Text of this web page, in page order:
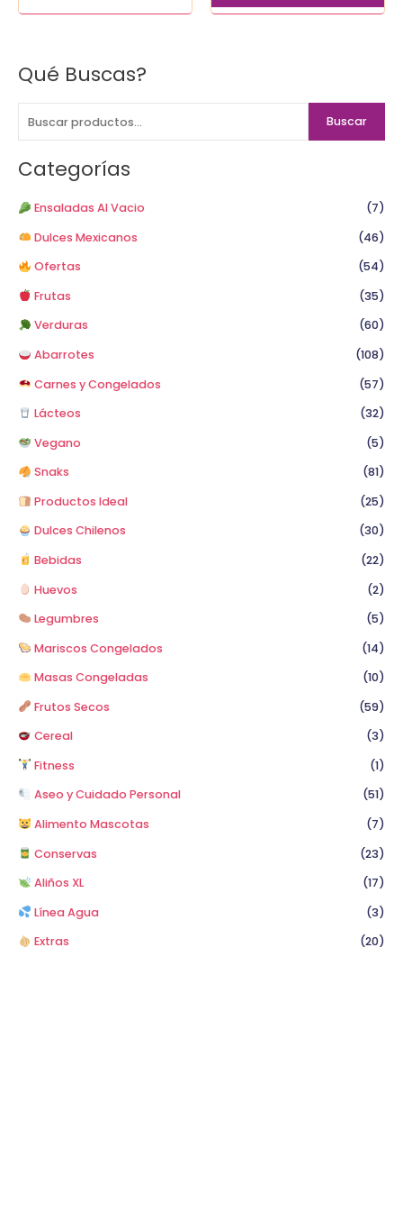
Qué Buscas?
B
c
a
p
:
Buscar
Categorías
Ensaladas Al Vacio
(7)
Dulces Mexicanos
(46)
Ofertas
(54)
Frutas
(35)
Verduras
(60)
Abarrotes
(108)
Carnes y Congelados
(57)
Lácteos
(32)
Vegano
(5)
Snaks
(81)
Productos Ideal
(25)
Dulces Chilenos
(30)
Bebidas
(22)
Huevos
(2)
Legumbres
(5)
Mariscos Congelados
(14)
Masas Congeladas
(10)
Frutos Secos
(59)
Cereal
(3)
Fitness
(1)
Aseo y Cuidado Personal
(51)
Alimento Mascotas
(7)
Conservas
(23)
Aliños XL
(17)
Línea Agua
(3)
Extras
(20)